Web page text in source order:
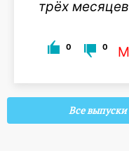
трёх
0 0
Все